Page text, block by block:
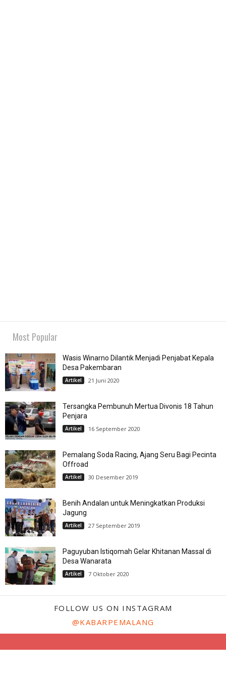
Most Popular
Wasis Winarno Dilantik Menjadi Penjabat Kepala
Desa Pakembaran
Artikel 21 Juni 2020
Tersangka Pembunuh Mertua Divonis 18 Tahun
Penjara
Artikel 16 September 2020
Pemalang Soda Racing, Ajang Seru Bagi Pecinta
Offroad
Artikel 30 Desember 2019
Benih Andalan untuk Meningkatkan Produksi
Jagung
Artikel 27 September 2019
Paguyuban Istiqomah Gelar Khitanan Massal di
Desa Wanarata
Artikel 7 Oktober 2020
FOLLOW US ON INSTAGRAM
@KABARPEMALANG